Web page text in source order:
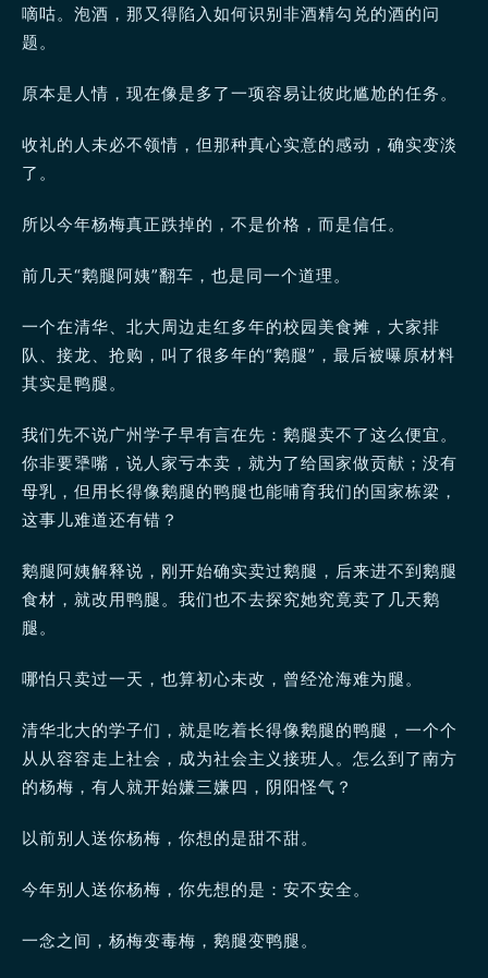
嘀咕。泡酒，那又得陷入如何识别非酒精勾兑的酒的问
题。
原本是人情，现在像是多了一项容易让彼此尴尬的任务。
收礼的人未必不领情，但那种真心实意的感动，确实变淡
了。
所以今年杨梅真正跌掉的，不是价格，而是信任。
前几天“鹅腿阿姨”翻车，也是同一个道理。
一个在清华、北大周边走红多年的校园美食摊，大家排
队、接龙、抢购，叫了很多年的“鹅腿”，最后被曝原材料
其实是鸭腿。
我们先不说广州学子早有言在先：鹅腿卖不了这么便宜。
你非要犟嘴，说人家亏本卖，就为了给国家做贡献；没有
母乳，但用长得像鹅腿的鸭腿也能哺育我们的国家栋梁，
这事儿难道还有错？
鹅腿阿姨解释说，刚开始确实卖过鹅腿，后来进不到鹅腿
食材，就改用鸭腿。我们也不去探究她究竟卖了几天鹅
腿。
哪怕只卖过一天，也算初心未改，曾经沧海难为腿。
清华北大的学子们，就是吃着长得像鹅腿的鸭腿，一个个
从从容容走上社会，成为社会主义接班人。怎么到了南方
的杨梅，有人就开始嫌三嫌四，阴阳怪气？
以前别人送你杨梅，你想的是甜不甜。
今年别人送你杨梅，你先想的是：安不安全。
一念之间，杨梅变毒梅，鹅腿变鸭腿。